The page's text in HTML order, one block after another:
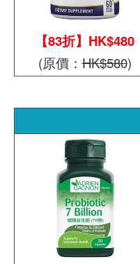
【83折】HK$480
(原價：HK$580)